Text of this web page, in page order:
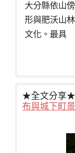
大分縣依山
形與肥沃山
文化。最具
★全文分享★
布與城下町